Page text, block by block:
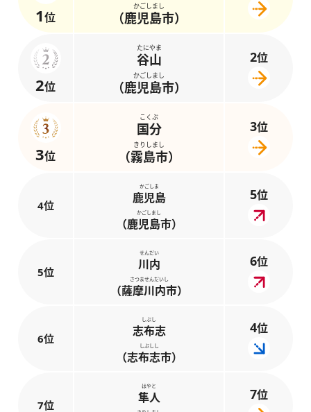
1位
かごしまし
（鹿児島市）
2位
たにやま
谷山
かごしまし
（鹿児島市）
2位
3位
こくぶ
国分
きりしまし
（霧島市）
3位
4位
かごしま
鹿児島
かごしまし
（鹿児島市）
5位
5位
せんだい
川内
さつませんだいし
（薩摩川内市）
6位
6位
しぶし
志布志
しぶしし
（志布志市）
4位
7位
はやと
隼人 7位